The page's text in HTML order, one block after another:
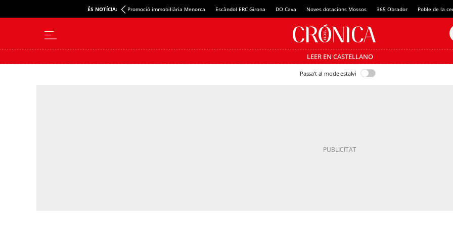
ÉS NOTÍCIA: Promoció immobiliària Menorca Escàndol ERC Girona DO Cava Noves dotacions Mossos 365 Obrador Poble de la
LEER EN CASTELLANO
Passa’t al mode estalvi